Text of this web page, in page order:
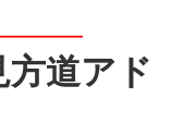
道アド